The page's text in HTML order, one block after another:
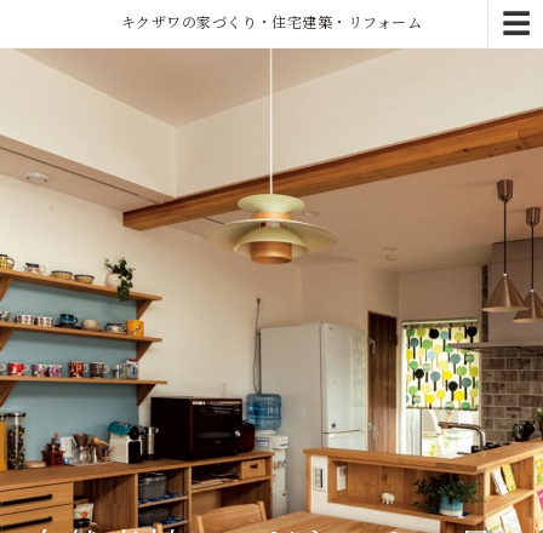
☰
キクザワの家づくり・住宅建築・リフォーム